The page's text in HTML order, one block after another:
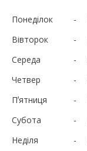
Понеділок
Вівторок
Середа
Четвер
Пʼятниця
Субота
Неділя